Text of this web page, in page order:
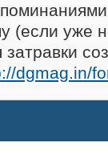
(если уже
затравки
dgmag.in/